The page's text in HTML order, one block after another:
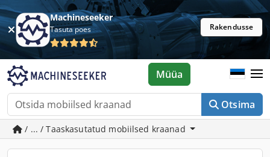
Machineseeker
Tasuta poes Rakendusse
Otsima
Müüa
/ ... / Taaskasutatud mobiilsed kraanad